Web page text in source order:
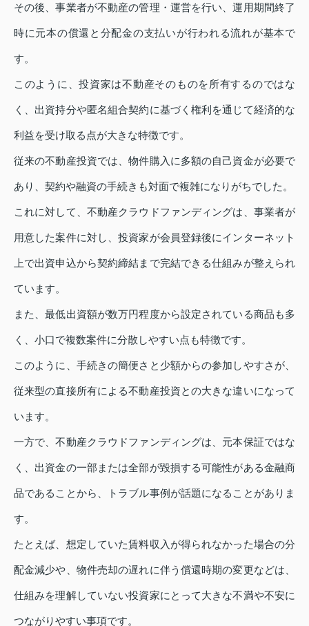
その後、事業者が不動産の管理・運営を行い、運用期間終了
時に元本の償還と分配金の支払いが行われる流れが基本で
す。
このように、投資家は不動産そのものを所有するのではな
く、出資持分や匿名組合契約に基づく権利を通じて経済的な
利益を受け取る点が大きな特徴です。
従来の不動産投資では、物件購入に多額の自己資金が必要で
あり、契約や融資の手続きも対面で複雑になりがちでした。
これに対して、不動産クラウドファンディングは、事業者が
用意した案件に対し、投資家が会員登録後にインターネット
上で出資申込から契約締結まで完結できる仕組みが整えられ
ています。
また、最低出資額が数万円程度から設定されている商品も多
く、小口で複数案件に分散しやすい点も特徴です。
このように、手続きの簡便さと少額からの参加しやすさが、
従来型の直接所有による不動産投資との大きな違いになって
います。
一方で、不動産クラウドファンディングは、元本保証ではな
く、出資金の一部または全部が毀損する可能性がある金融商
品であることから、トラブル事例が話題になることがありま
す。
たとえば、想定していた賃料収入が得られなかった場合の分
配金減少や、物件売却の遅れに伴う償還時期の変更などは、
仕組みを理解していない投資家にとって大きな不満や不安に
つながりやすい事項です。